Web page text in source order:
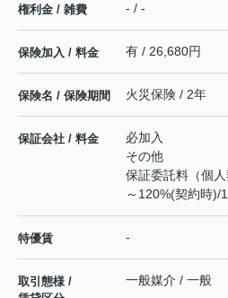
権利金 / 雑費 - / -
保険加入 / 料金 有 / 26,680円
保険名 / 保険期間 火災保険 / 2年
保証会社 / 料金
必加入
その他
保証委託料（個
～120%(契約時)/
特優賃 -
取引態様 /
一般媒介 / 一般